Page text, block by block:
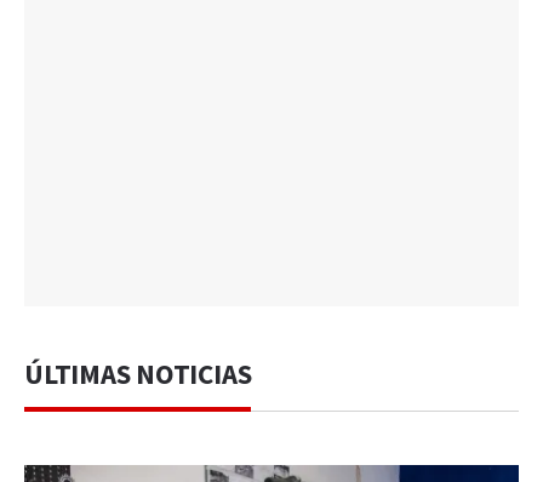
ÚLTIMAS NOTICIAS